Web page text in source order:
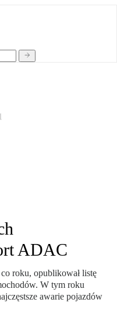
ADAC
roku, opublikował listę
W tym roku
awarie pojazdów